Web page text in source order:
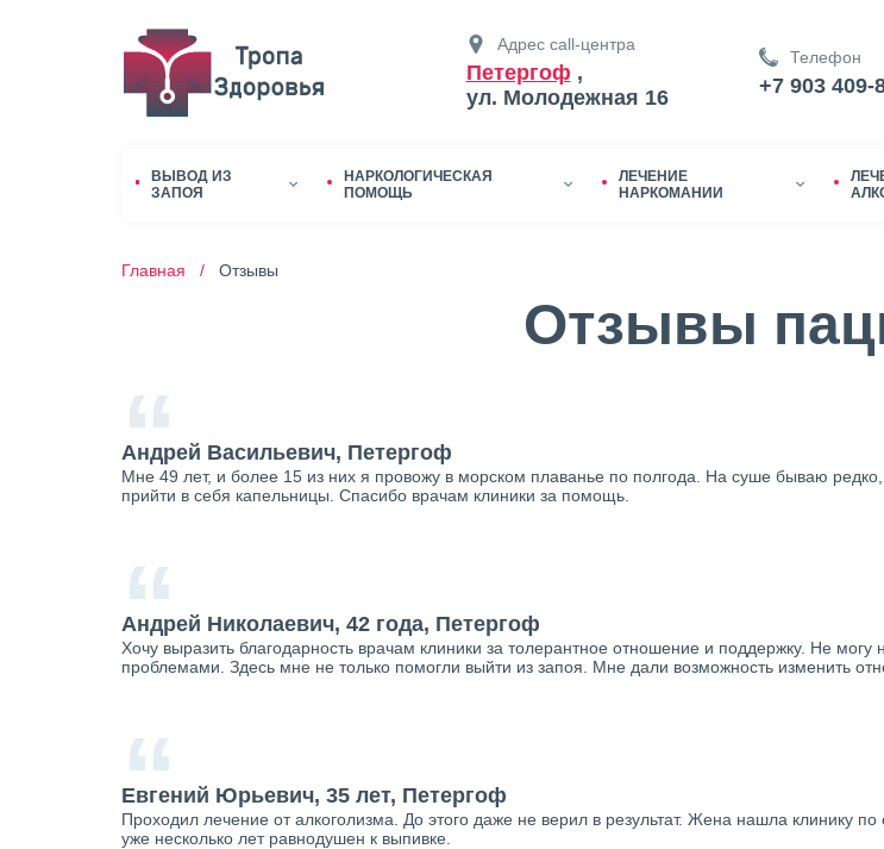
Адрес call-центра
Петергоф ,
ул. Молодежная 16
Телефон
+7 903 409-
ВЫВОД ИЗ
ЗАПОЯ
НАРКОЛОГИЧЕСКАЯ
ПОМОЩЬ
ЛЕЧЕНИЕ
НАРКОМАНИИ
Главная / Отзывы
Отзывы
“
Андрей Васильевич, Петергоф
Мне 49 лет, и более 15 из них я провожу в морском плаванье по полгода. На суше бываю
прийти в себя капельницы. Спасибо врачам клиники за помощь.
“
Андрей Николаевич, 42 года, Петергоф
Хочу выразить благодарность врачам клиники за толерантное отношение и поддержку. Не могу
проблемами. Здесь мне не только помогли выйти из запоя. Мне дали возможность изменить
“
Евгений Юрьевич, 35 лет, Петергоф
Проходил лечение от алкоголизма. До этого даже не верил в результат. Жена нашла клинику
уже несколько лет равнодушен к выпивке.